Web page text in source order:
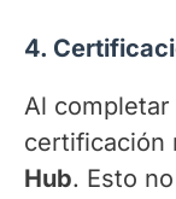
4.
Al
certificación
Hub. Esto